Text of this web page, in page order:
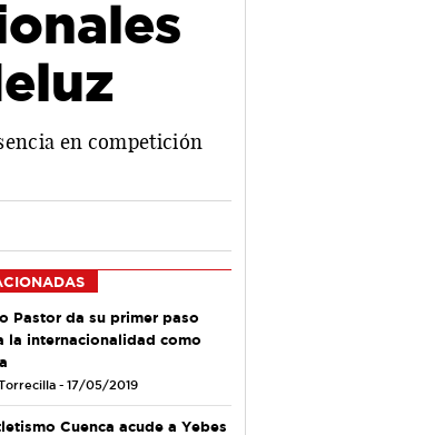
en competición
Pastor da su primer paso
la internacionalidad como
- 17/05/2019
Cuenca acude a Yebes